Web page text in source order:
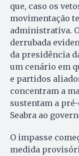
que, caso os
movimentação
administrativa.
derrubada
da presidência
um cenário em
e partidos
concentram a
sustentam a
Seabra ao
O impasse
medida